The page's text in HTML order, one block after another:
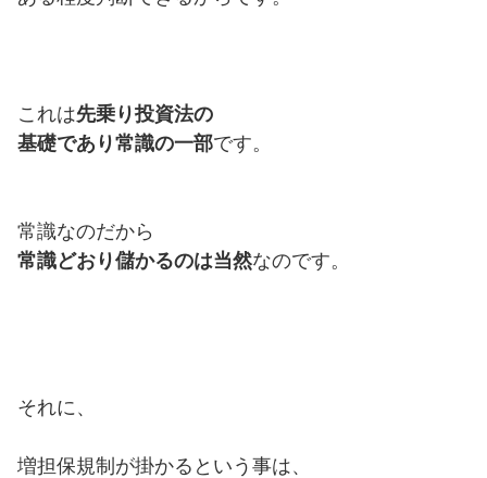
これは先乗り投資法の
基礎であり常識の一部です。
常識なのだから
常識どおり儲かるのは当然なのです。
それに、
増担保規制が掛かるという事は、